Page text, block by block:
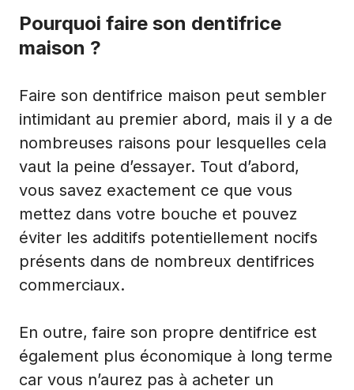
Pourquoi faire son dentifrice
maison ?
Faire son dentifrice maison peut sembler
intimidant au premier abord, mais il y a de
nombreuses raisons pour lesquelles cela
vaut la peine d’essayer. Tout d’abord,
vous savez exactement ce que vous
mettez dans votre bouche et pouvez
éviter les additifs potentiellement nocifs
présents dans de nombreux dentifrices
commerciaux.
En outre, faire son propre dentifrice est
également plus économique à long terme
car vous n’aurez pas à acheter un